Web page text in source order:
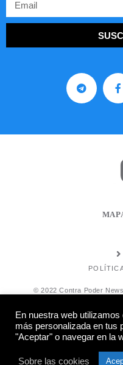
© 2022 Contra Poder
Diseño web
En nuestra web
más personalizada en tus
"Aceptar" o navegar en la
Sobre las cookies